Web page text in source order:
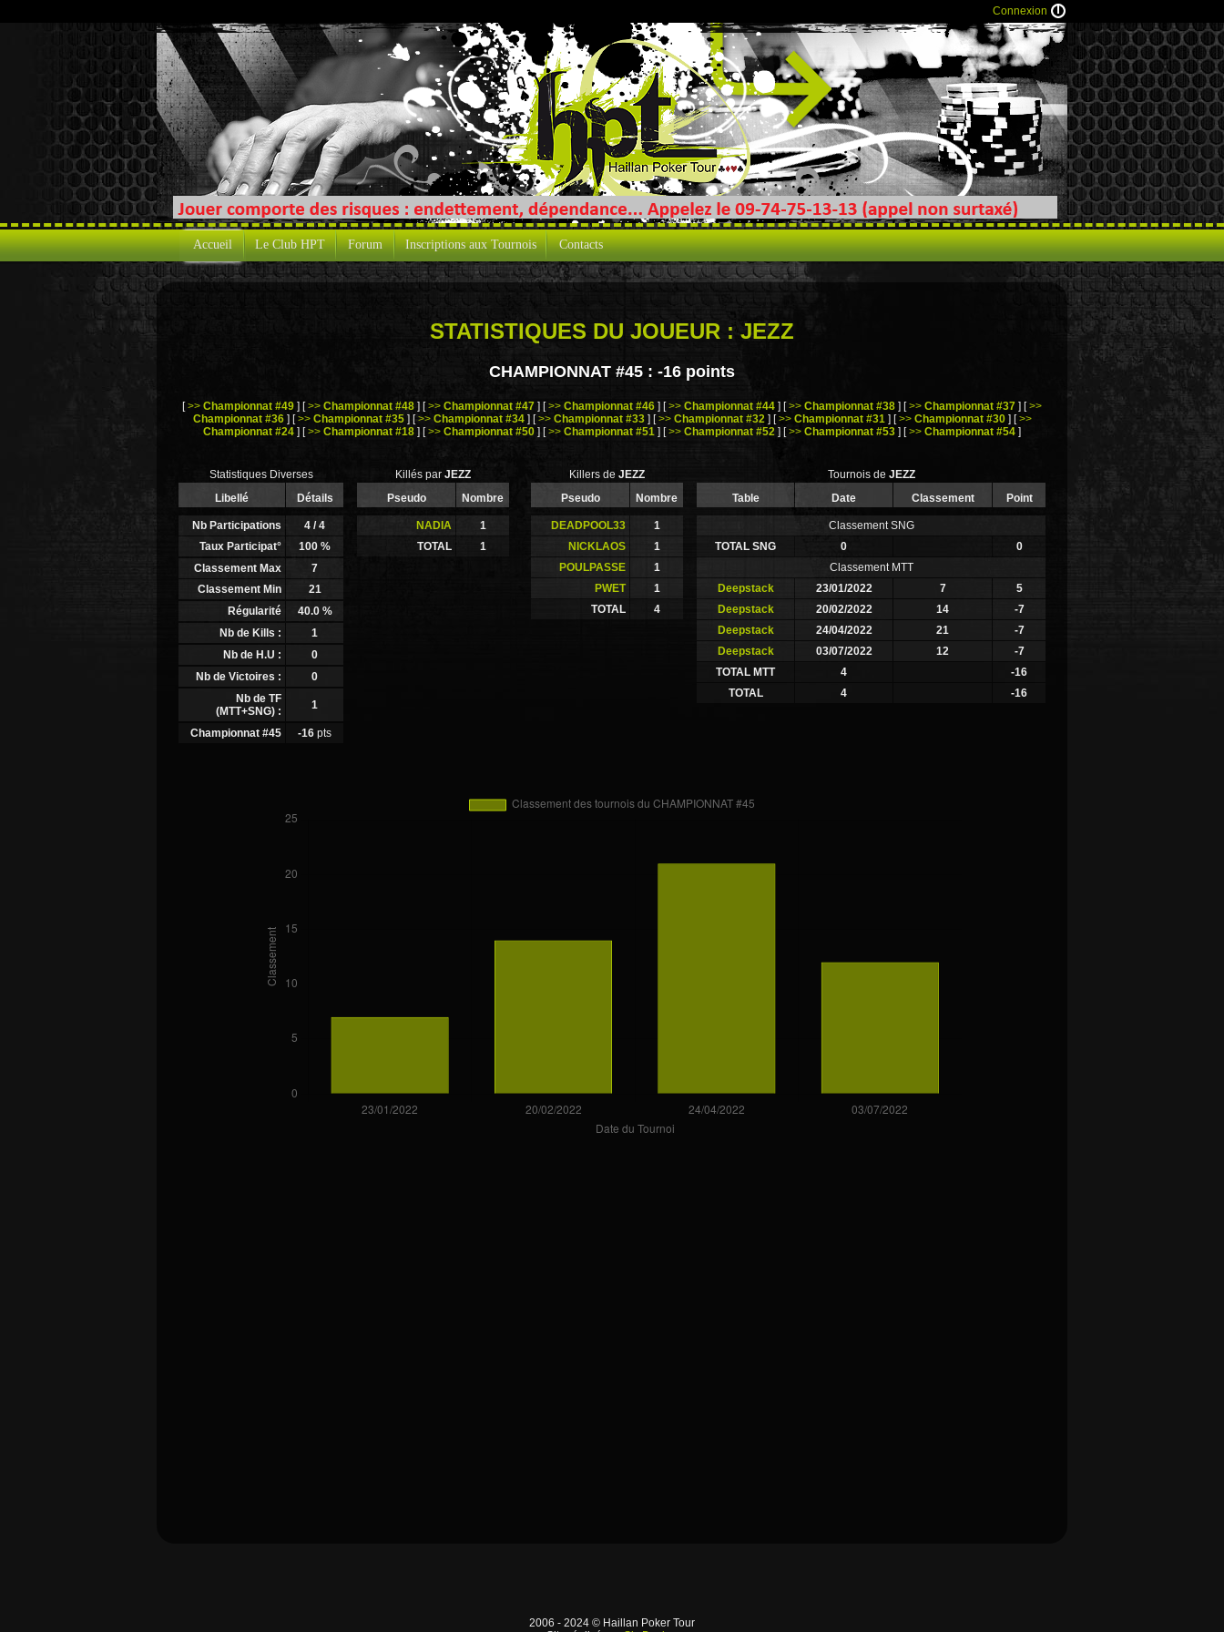
Connexion
Accueil Le Club HPT Forum Inscriptions aux Tournois Contacts
STATISTIQUES DU JOUEUR : JEZZ
CHAMPIONNAT #45 : -16 points
[>> Championnat #49 ] [>> Championnat #48 ] [>> Championnat #47 ] [>> Championnat #46 ] [>> Championnat #44 ] [>> Championnat #38 ] [>> Championnat #37 ] [>>
Championnat #36] [>> Championnat #35] [>> Championnat #34] [>> Championnat #33] [>> Championnat #32] [>> Championnat #31] [>> Championnat #30] [>>
Championnat #24 ] [>> Championnat #18 ] [>> Championnat #50 ] [>> Championnat #51 ] [>> Championnat #52 ] [>> Championnat #53 ] [>> Championnat #54 ]
Statistiques Diverses
Libellé
Détails
Nb Participations 4 / 4
Taux Participat°
100 %
Classement Max
7
Classement Min
21
Régularité
40.0%
Nb de Kills :
1
Nb de H.U :
0
Nb de Victoires :
0
Nb de TF
(MTT+SNG) :
1
Championnat #45 -16 pts
Killés par JEZZ
Pseudo
Nombre
NADIA
1
TOTAL
1
Killers de JEZZ
Pseudo
Nombre
DEADPOOL33
1
NICKLAOS
1
POULPASSE
1
PWET
1
TOTAL
4
Tournois de JEZZ
Table
Date Classement Point
Classement SNG
TOTAL SNG
0
0
Classement MTT
Deepstack
23/01/2022 7
5
Deepstack
20/02/2022 14
-7
Deepstack
24/04/2022 21
-7
Deepstack
03/07/2022 12
-7
TOTAL MTT
4
-16
TOTAL
4 -16
2006 - 2024 © Haillan Poker Tour